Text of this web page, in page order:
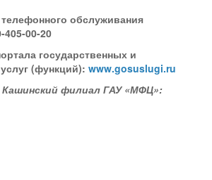
комплаенс
коррупции
палата
воздействия
обслуживания
405-00-20
государственных и
(функций): www.gosuslugi.ru
филиал ГАУ «МФЦ»: